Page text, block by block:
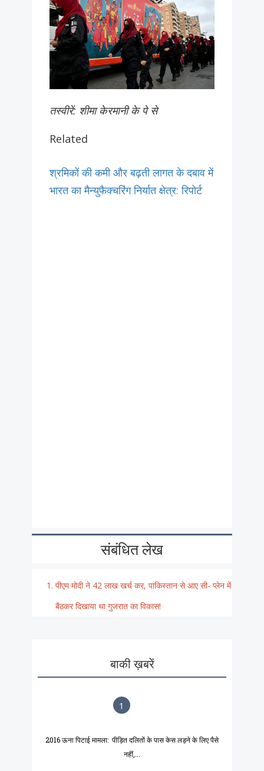
तस्वीरें: शीमा केरमानी के पे से
Related
श्रमिकों की कमी और बढ़ती लागत के दबाव में
भारत का मैन्युफैक्चरिंग निर्यात क्षेत्र: रिपोर्ट
संबंधित लेख
पीएम मोदी ने 42 लाख खर्च कर, पाकिस्तान से आए सी- प्लेन में
बैठकर दिखाया था गुजरात का विकास!
बाकी ख़बरें
1
2016 ऊना पिटाई मामला: पीड़ित दलितों के पास केस लड़ने के लिए पैसे
नहीं,...